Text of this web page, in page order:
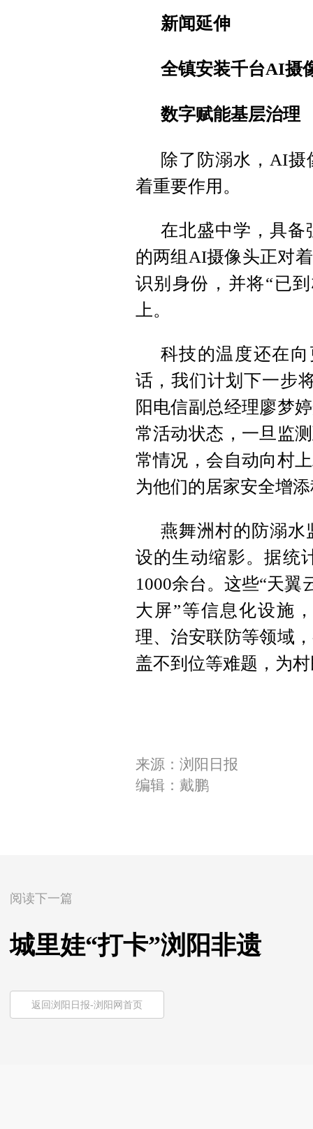
新闻延伸
全镇安装千台AI摄
数字赋能基层治理
除了防溺水，AI
着重要作用。
在北盛中学，具备
的两组AI摄像头正对
识别身份，并将“已
上。
科技的温度还在
话，我们计划下一步
阳电信副总经理廖梦
常活动状态，一旦监
常情况，会自动向村
为他们的居家安全增
燕舞洲村的防溺水
设的生动缩影。据统
1000余台。这些“天翼
大屏”等信息化设施
理、治安联防等领域
盖不到位等难题，为
来源：浏阳日报
编辑：戴鹏
阅读下一篇
城里娃“打卡”浏阳非遗
返回浏阳日报-浏阳网首页